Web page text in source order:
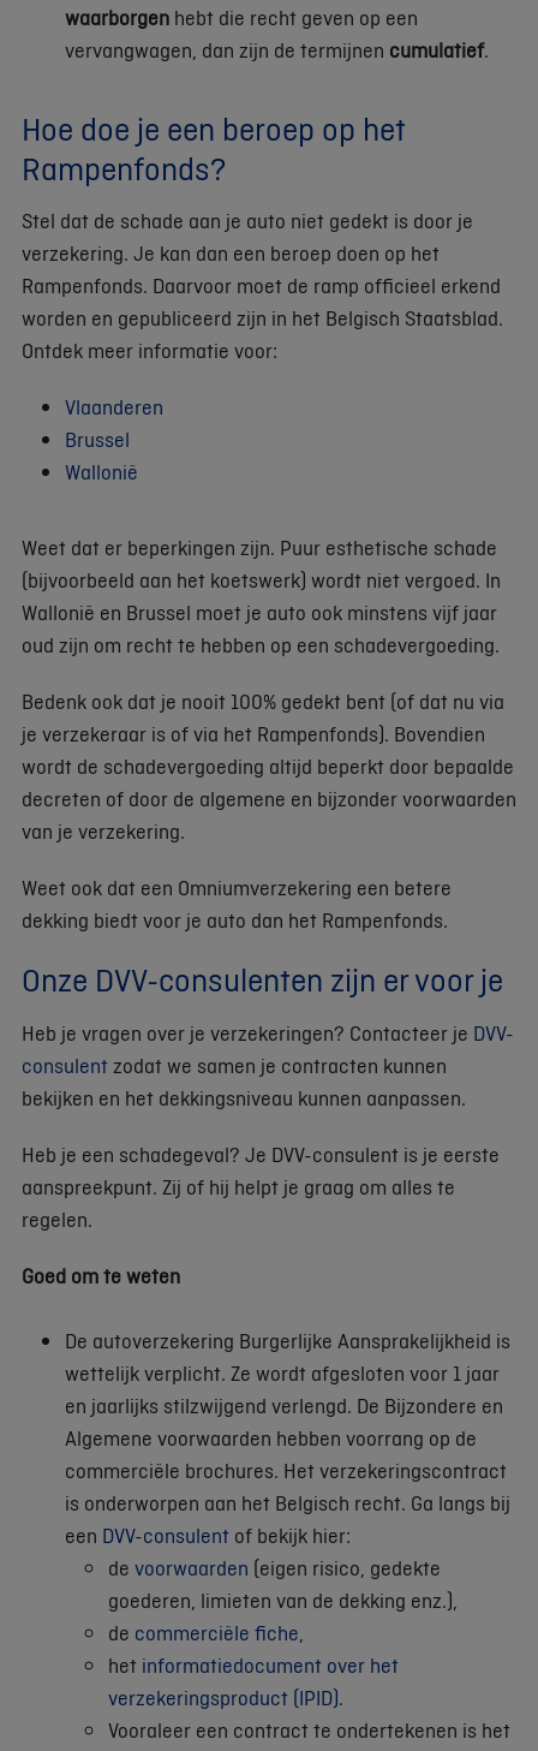
waarborgen hebt die recht geven op een
vervangwagen, dan zijn de termijnen cumulatief.
Hoe doe je een beroep op het
Rampenfonds?
Stel dat de schade aan je auto niet gedekt is door je
verzekering. Je kan dan een beroep doen op het
Rampenfonds. Daarvoor moet de ramp officieel erkend
worden en gepubliceerd zijn in het Belgisch Staatsblad.
Ontdek meer informatie voor:
Vlaanderen
Brussel
Wallonië
Weet dat er beperkingen zijn. Puur esthetische schade
(bijvoorbeeld aan het koetswerk) wordt niet vergoed. In
Wallonië en Brussel moet je auto ook minstens vijf jaar
oud zijn om recht te hebben op een schadevergoeding.
Bedenk ook dat je nooit 100% gedekt bent (of dat nu via
je verzekeraar is of via het Rampenfonds). Bovendien
wordt de schadevergoeding altijd beperkt door bepaalde
decreten of door de algemene en bijzonder voorwaarden
van je verzekering.
Weet ook dat een Omniumverzekering een betere
dekking biedt voor je auto dan het Rampenfonds.
Onze DVV-consulenten zijn er voor je
Heb je vragen over je verzekeringen? Contacteer je DVV-
consulent zodat we samen je contracten kunnen
bekijken en het dekkingsniveau kunnen aanpassen.
Heb je een schadegeval? Je DVV-consulent is je eerste
aanspreekpunt. Zij of hij helpt je graag om alles te
regelen.
Goed om te weten
De autoverzekering Burgerlijke Aansprakelijkheid is
wettelijk verplicht. Ze wordt afgesloten voor 1 jaar
en jaarlijks stilzwijgend verlengd. De Bijzondere en
Algemene voorwaarden hebben voorrang op de
commerciële brochures. Het verzekeringscontract
is onderworpen aan het Belgisch recht. Ga langs bij
een DVV-consulent of bekijk hier:
de voorwaarden (eigen risico, gedekte
goederen, limieten van de dekking enz.),
de commerciële fiche
het informatiedocument over het
verzekeringsproduct (IPID).
Vooraleer een contract te ondertekenen is het